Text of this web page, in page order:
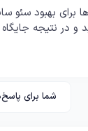
بهبود سئو
و در نتیجه
شما برای